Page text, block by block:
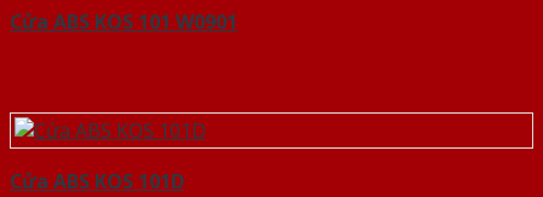
Cửa ABS KOS 101 W0901
Cửa ABS KOS 101D